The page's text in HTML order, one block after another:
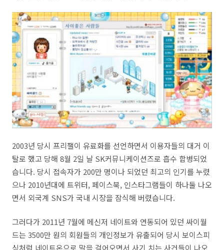
2003년 당시 프리챌이 유료화를 선언하면서 이용자들의 대거 이
탈로 했고 당해 8월 2일 날 SK커뮤니케이션즈로 흡수 합병되었
습니다. 당시 접속자가 200만 명이나 되었던 최고의 인기를 누렸
으나 2010년대에 트위터, 페이스북, 인스타그램들이 하나둘 나오
면서 외국계 SNS가 국내 시장을 잠식해 버렸습니다.
그러다가 2011년 7월에 메신저 네이트와 연동되어 있던 싸이월
드는 3500만 원의 회원들의 개인정보가 유출되어 당시 보이스피
싱처럼 네이트온으로 말을 걸어오면서 사기 치는 사건들이 나오